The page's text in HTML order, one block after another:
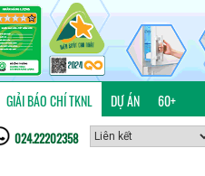
GIẢI BÁO CHÍ TKNL DỰ ÁN 60+
024.22202358